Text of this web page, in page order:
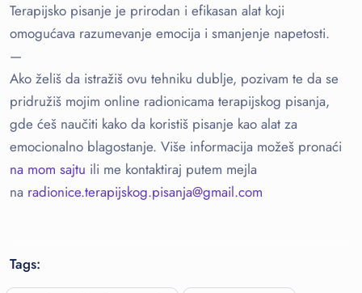
Terapijsko pisanje je prirodan i efikasan alat koji
omogućava razumevanje emocija i smanjenje napetosti.
—
Ako želiš da istražiš ovu tehniku dublje, pozivam te da se
pridružiš mojim online radionicama terapijskog pisanja,
gde ćeš naučiti kako da koristiš pisanje kao alat za
emocionalno blagostanje. Više informacija možeš pronaći
na mom sajtu ili me kontaktiraj putem mejla
na radionice.terapijskog.pisanja@gmail.com
Tags: